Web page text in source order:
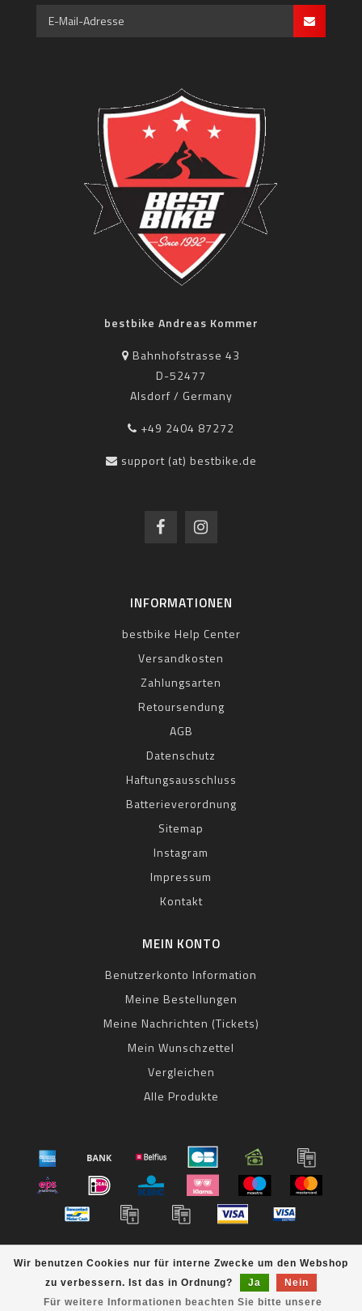
Wir benutzen Cookies nur für interne Zwecke um den Webshop
zu verbessern. Ist das in Ordnung?
Ja
Nein
Für weitere Informationen beachten Sie bitte unsere
bestbike Andreas Kommer
Bahnhofstrasse 43
D-52477
Alsdorf / Germany
+49 2404 87272
support (at) bestbike.de
INFORMATIONEN
bestbike Help Center
Versandkosten
Zahlungsarten
Retoursendung
AGB
Datenschutz
Haftungsausschluss
Batterieverordnung
Sitemap
Instagram
Impressum
Kontakt
MEIN KONTO
Benutzerkonto Information
Meine Bestellungen
Meine Nachrichten (Tickets)
Mein Wunschzettel
Vergleichen
Alle Produkte
© Copyright 2026 bestbike RADSPORT Andreas Kommer -
Powered byLightspeed- Theme byDyvelopment
bestbike scores a /10 out of klantbeoordelingen at